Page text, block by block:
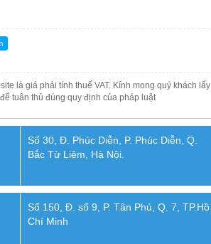
là giá phải tính thuế VAT. Kính mong quý khách lấy
tuân thủ đúng quy định của pháp luật
Số 30, Đ. Phúc Diễn, P. Phúc Diễn, Q.
Bắc Từ Liêm, Hà Nội.
Số 150, Đ. số 9, P. Tân Phú, Q. 7, TP.Hồ
Chí Minh